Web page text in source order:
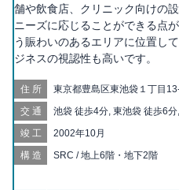
舗や飲食店、クリニック向けの
ニーズに応じることができる点
う賑わいのあるエリアに位置し
ジネスの視認性も高いです。
住所 東京都豊島区東池袋１丁目
交通
池袋 徒歩4分, 東池袋 徒歩6
歩13分, 大塚 徒歩14分, 北池
徒歩16分, 大塚駅前 徒歩17分
竣工 2002年10月
構造 SRC / 地上6階・地下2階